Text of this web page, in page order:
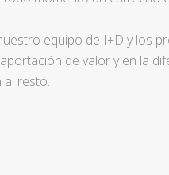
equipo de I+D y los
de valor y en la
resto.